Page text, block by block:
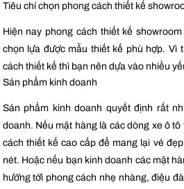
Tiêu chí chọn phong cách thiết kế
Hiện nay phong cách thiết kế
chọn lựa được mẫu thiết kế phù hợp. Vì
cách thiết kế thì bạn nên dựa vào nhiều
Sản phẩm kinh doanh
Sản phẩm kinh doanh quyết định rất
doanh. Nếu mặt hàng là các dòng xe ô
cách thiết kế cao cấp để mang lại vẻ
nét. Hoặc nếu bạn kinh doanh các mặt
hướng tới phong cách nhẹ nhàng, điệu